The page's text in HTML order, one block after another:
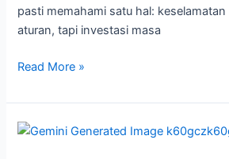
pasti memahami satu hal:
aturan, tapi investasi masa
Read More »
Wearpack: